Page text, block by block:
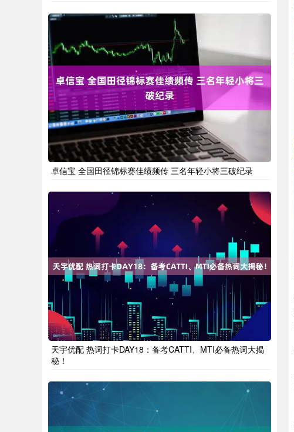
卓信宝 全国田径锦标赛佳绩频传 三名年轻小将三破纪录
天宇优配 热词打卡DAY18：备考CATTI、MTI必备热词大揭
秘！